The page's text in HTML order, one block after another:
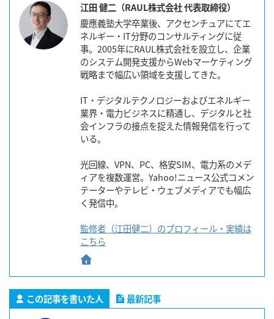
江田 健二（RAUL株式会社 代表取締役）
慶應義塾大学卒業後、アクセンチュアにてエ
ネルギー・IT分野のコンサルティングに従
事。2005年にRAUL株式会社を設立し、企業
のシステム開発支援からWebマーケティング
戦略まで幅広い領域を支援してきた。
IT・デジタルテクノロジーおよびエネルギー
業界・電力ビジネスに精通し、デジタルと社
会インフラの接点を捉えた情報発信を行って
いる。
光回線、VPN、PC、格安SIM、電力系のメデ
ィアを複数運営。Yahoo!ニュース公式コメン
テーターやテレビ・ウェブメディアでも幅広
く発信中。
監修者（江田健二）のプロフィール・実績は
こちら
この記事を書いた人
最新記事